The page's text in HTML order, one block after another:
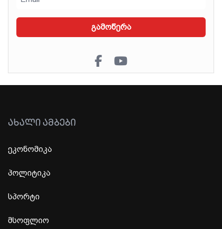
გამოწერა
ᲐᲮᲐᲚᲘ ᲐᲛᲑᲔᲑᲘ
ეკონომიკა
პოლიტიკა
სპორტი
მსოფლიო